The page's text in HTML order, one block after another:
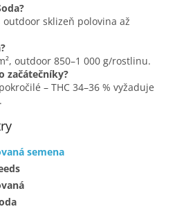
sklizeň polovina až
outdoor 850–1 000 g/rostlinu.
začátečníky?
– THC 34–36 % vyžaduje
semena